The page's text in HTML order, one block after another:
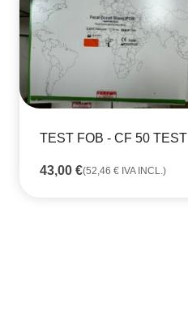
TEST FOB - CF 50 TEST
43,00 €(52,46 € IVA INCL.)